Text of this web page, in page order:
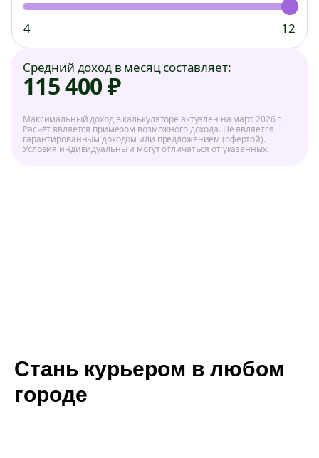
4 12
Средний доход в месяц составляет:
115 400 ₽
Максимальный доход в калькуляторе актуален на март 2026 г.
Расчёт является примером возможного дохода. Не является
гарантированным доходом или предложением (офертой).
Условия индивидуальны и могут отличаться от указанных.
Стань курьером в любом
городе
О компании
Даркстор
Товаровед
Оператор склада
Администратор
Многофункциональный
курьерский центр